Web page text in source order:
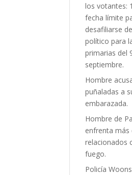
los votantes:
fecha límite
desafiliarse
político para
primarias del
septiembre.
Hombre
puñaladas a
embarazada.
Hombre de
enfrenta más
relacionados
fuego.
Policía